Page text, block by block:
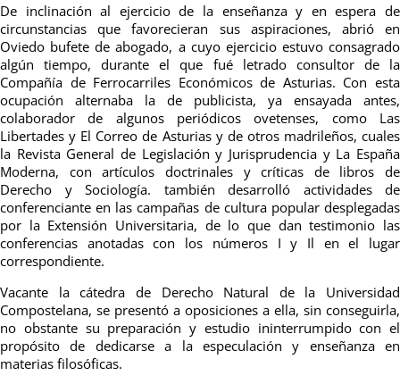
De inclinación al ejercicio de la enseñanza y en espera de
circunstancias que favorecieran sus aspiraciones, abrió en
Oviedo bufete de abogado, a cuyo ejercicio estuvo consagrado
algún tiempo, durante el que fué letrado consultor de la
Compañía de Ferrocarriles Económicos de Asturias. Con esta
ocupación alternaba la de publicista, ya ensayada antes,
colaborador de algunos periódicos ovetenses, como Las
Libertades y El Correo de Asturias y de otros madrileños, cuales
la Revista General de Legislación y Jurisprudencia y La España
Moderna, con artículos doctrinales y críticas de libros de
Derecho y Sociología. también desarrolló actividades de
conferenciante en las campañas de cultura popular desplegadas
por la Extensión Universitaria, de lo que dan testimonio las
conferencias anotadas con los números I y Il en el lugar
correspondiente.
Vacante la cátedra de Derecho Natural de la Universidad
Compostelana, se presentó a oposiciones a ella, sin conseguirla,
no obstante su preparación y estudio ininterrumpido con el
propósito de dedicarse a la especulación y enseñanza en
materias filosóficas.